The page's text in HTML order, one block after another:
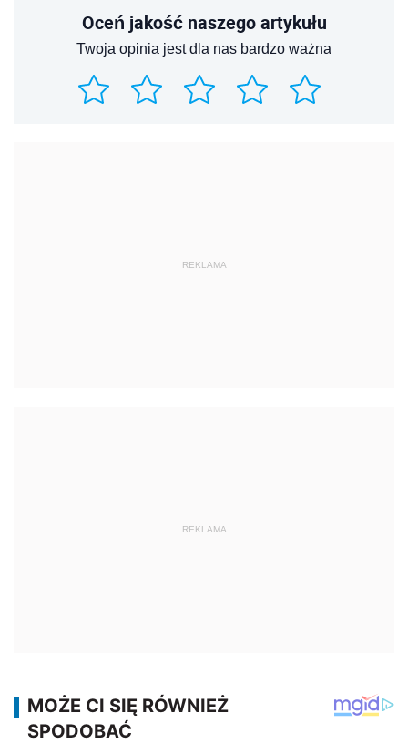
Oceń jakość naszego artykułu
Twoja opinia jest dla nas bardzo ważna
REKLAMA
REKLAMA